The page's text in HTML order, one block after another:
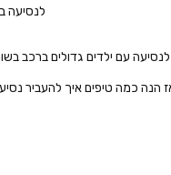
לנסיעה
עם ילדים גדולים ברכב
הנה כמה טיפים איך להעביר